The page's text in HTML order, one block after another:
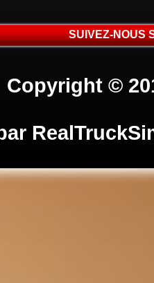
SUIVEZ-NOUS
Copyright ©